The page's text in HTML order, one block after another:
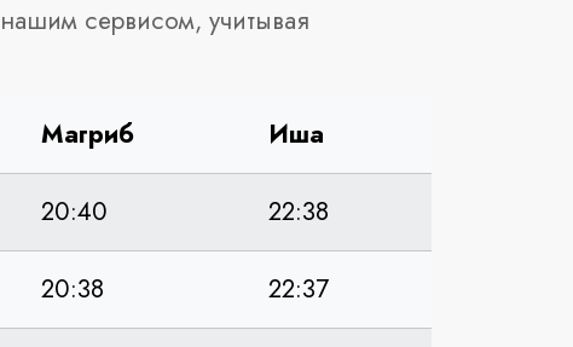
сервисом, учитывая
Магриб Иша
20:40 22:38
20:38 22:37